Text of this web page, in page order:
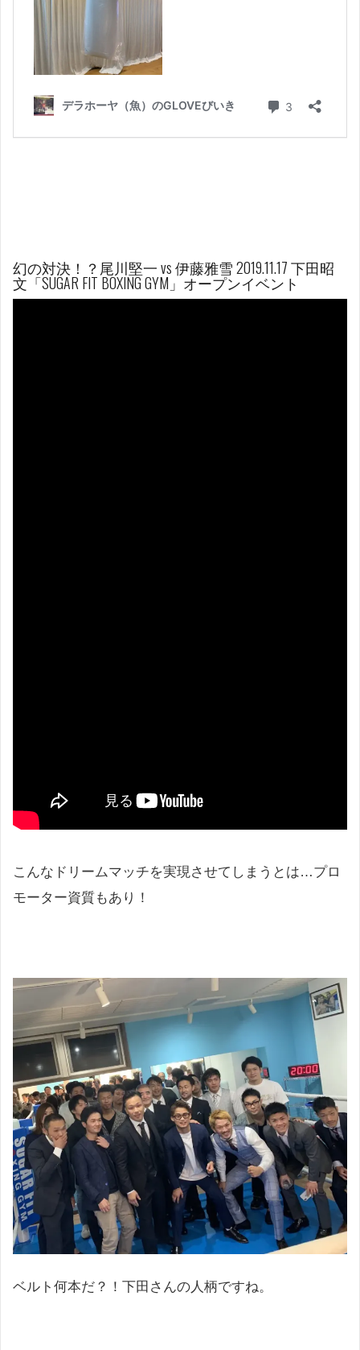
幻の対決！？尾川堅一 vs 伊藤雅雪 2019.11.17 下田昭
文「SUGAR FIT BOXING GYM」オープンイベント
こんなドリームマッチを実現させてしまうとは…プロ
モーター資質もあり！
ベルト何本だ？！下田さんの人柄ですね。